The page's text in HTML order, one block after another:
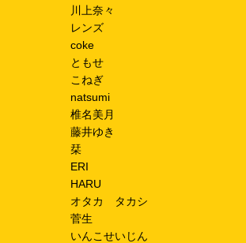
川上奈々
レンズ
coke
ともせ
こねぎ
natsumi
椎名美月
藤井ゆき
栞
ERI
HARU
オタカ タカシ
菅生
いんこせいじん